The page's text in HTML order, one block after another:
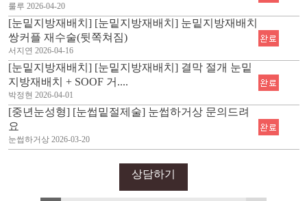
룰루 2026-04-20
[눈밑지방재배치] [눈밑지방재배치] 눈밑지방재배치
쌍커플 재수술(뒷쪽쳐짐)
서지연 2026-04-16
[눈밑지방재배치] [눈밑지방재배치] 결막 절개 눈밑
지방재배치 + SOOF 거....
박정현 2026-04-01
[중년눈성형] [눈썹밑절제술] 눈썹하거상 문의드려
요
눈썹하거상 2026-03-20
상담하기